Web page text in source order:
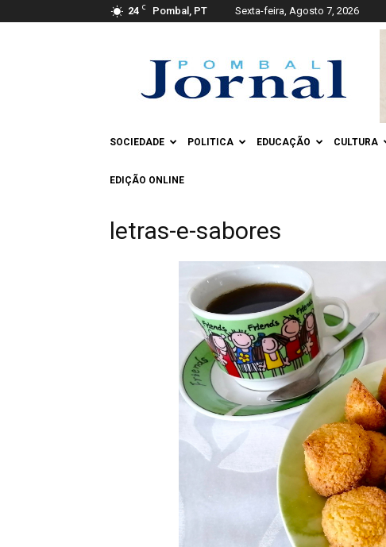
24 C Pombal, PT Sexta-feira, Agosto 7, 2026
Jornal
SOCIEDADE POLITICA EDUCAÇÃO CULTURA
EDIÇÃO ONLINE
letras-e-sabores